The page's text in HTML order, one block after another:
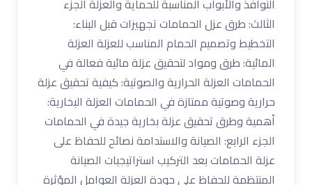
النوافذ والأبواب المناسبة للحماية والعزلة الجزء
الثالث: طرق عزل الحمامات تجهيزات قبل البناء:
التخطيط وتصميم الحمام المناسب للعزلة العزلة
المائية: طرق ومواد لتحقيق عزلة مائية فعالة في
الحمامات العزلة الحرارية والصوتية: كيفية تحقيق عزلة
حرارية وصوتية ممتازة في الحمامات العزلة البخارية:
أهمية وطرق تحقيق عزلة بخارية جيدة في الحمامات
الجزء الرابع: الصيانة والاستدامة نصائح للحفاظ على
عزلة الحمامات بعد التركيب استراتيجيات الصيانة
المنتظمة للحفاظ على جودة العزلة العوامل المؤثرة